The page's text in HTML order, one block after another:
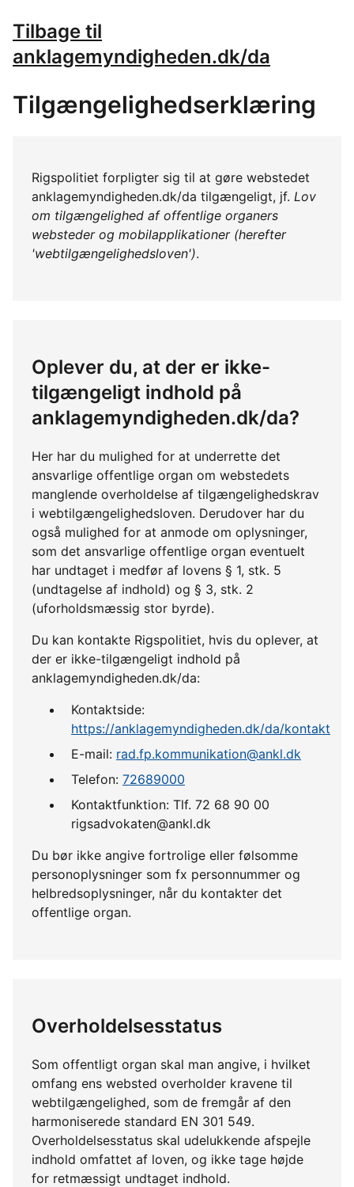
Tilbage til
anklagemyndigheden.dk/da
Tilgængelighedserklæring
Rigspolitiet forpligter sig til at gøre webstedet
anklagemyndigheden.dk/da tilgængeligt, jf. Lov
om tilgængelighed af offentlige organers
websteder og mobilapplikationer (herefter
'webtilgængelighedsloven').
Oplever du, at der er ikke-
tilgængeligt indhold på
anklagemyndigheden.dk/da?
Her har du mulighed for at underrette det
ansvarlige offentlige organ om webstedets
manglende overholdelse af tilgængelighedskrav
i webtilgængelighedsloven. Derudover har du
også mulighed for at anmode om oplysninger,
som det ansvarlige offentlige organ eventuelt
har undtaget i medfør af lovens § 1, stk. 5
(undtagelse af indhold) og § 3, stk. 2
(uforholdsmæssig stor byrde).
Du kan kontakte Rigspolitiet, hvis du oplever, at
der er ikke-tilgængeligt indhold på
anklagemyndigheden.dk/da:
Kontaktside:
https://anklagemyndigheden.dk/da/kontakt
E-mail: rad.fp.kommunikation@ankl.dk
Telefon: 72689000
Kontaktfunktion: Tlf. 72 68 90 00
rigsadvokaten@ankl.dk
Du bør ikke angive fortrolige eller følsomme
personoplysninger som fx personnummer og
helbredsoplysninger, når du kontakter det
offentlige organ.
Overholdelsesstatus
Som offentligt organ skal man angive, i hvilket
omfang ens websted overholder kravene til
webtilgængelighed, som de fremgår af den
harmoniserede standard EN 301 549.
Overholdelsesstatus skal udelukkende afspejle
indhold omfattet af loven, og ikke tage højde
for retmæssigt undtaget indhold.